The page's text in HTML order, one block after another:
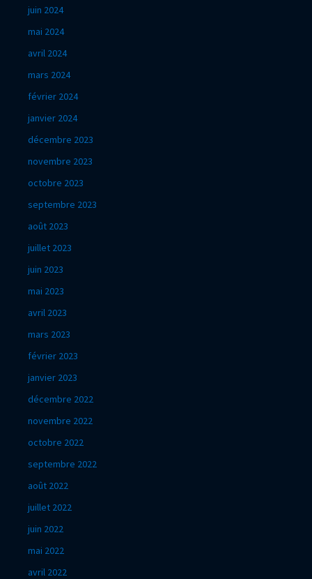
juin 2024
mai 2024
avril 2024
mars 2024
février 2024
janvier 2024
décembre 2023
novembre 2023
octobre 2023
septembre 2023
août 2023
juillet 2023
juin 2023
mai 2023
avril 2023
mars 2023
février 2023
janvier 2023
décembre 2022
novembre 2022
octobre 2022
septembre 2022
août 2022
juillet 2022
juin 2022
mai 2022
avril 2022